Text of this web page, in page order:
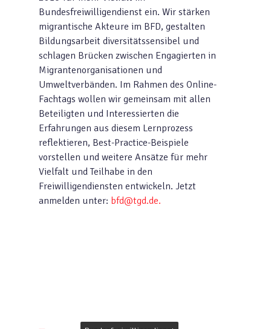
Bundesfreiwilligendienst ein. Wir stärken
migrantische Akteure im BFD, gestalten
Bildungsarbeit diversitätssensibel und
schlagen Brücken zwischen Engagierten in
Migrantenorganisationen und
Umweltverbänden. Im Rahmen des Online-
Fachtags wollen wir gemeinsam mit allen
Beteiligten und Interessierten die
Erfahrungen aus diesem Lernprozess
reflektieren, Best-Practice-Beispiele
vorstellen und weitere Ansätze für mehr
Vielfalt und Teilhabe in den
Freiwilligendiensten entwickeln. Jetzt
anmelden unter: bfd@tgd.de.